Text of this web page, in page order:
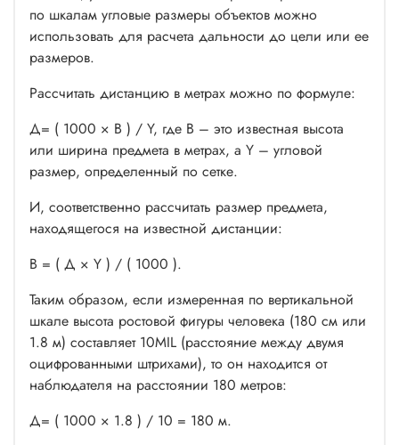
по шкалам угловые размеры объектов можно
использовать для расчета дальности до цели или ее
размеров.
Рассчитать дистанцию в метрах можно по формуле:
Д= ( 1000 × В ) / Y, где В – это известная высота
или ширина предмета в метрах, а Y – угловой
размер, определенный по сетке.
И, соответственно рассчитать размер предмета,
находящегося на известной дистанции:
В = ( Д × Y ) / ( 1000 ).
Таким образом, если измеренная по вертикальной
шкале высота ростовой фигуры человека (180 см или
1.8 м) составляет 10MIL (расстояние между двумя
оцифрованными штрихами), то он находится от
наблюдателя на расстоянии 180 метров:
Д= ( 1000 × 1.8 ) / 10 = 180 м.